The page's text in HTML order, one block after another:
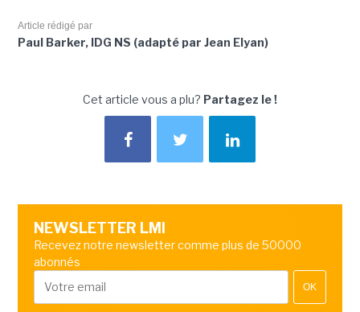
Article rédigé par
Paul Barker, IDG NS (adapté par Jean Elyan)
Cet article vous a plu? Partagez le !
NEWSLETTER LMI
Recevez notre newsletter comme plus de 50000
abonnés
OK